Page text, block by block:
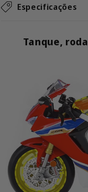
Especificações
Tanque,